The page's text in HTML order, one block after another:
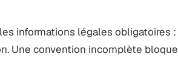
informations légales obligatoires :
Une convention incomplète bloque